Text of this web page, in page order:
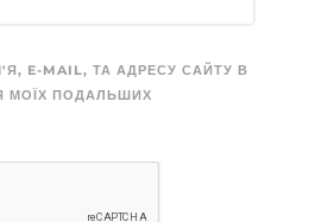
E-MAIL, ТА АДРЕСУ САЙТУ В
МОЇХ ПОДАЛЬШИХ